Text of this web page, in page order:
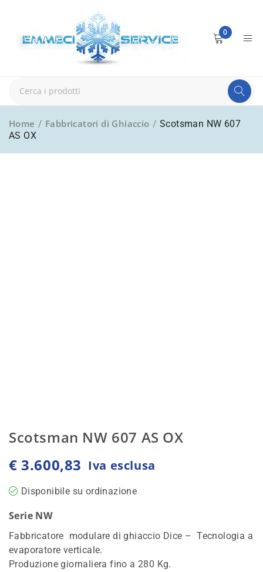
0
Home / Fabbricatori di Ghiaccio / Scotsman NW 607
AS OX
Scotsman NW 607 AS OX
€ 3.600,83 Iva esclusa
Disponibile su ordinazione
Serie NW
Fabbricatore modulare di ghiaccio Dice – Tecnologia a
evaporatore verticale.
Produzione giornaliera fino a 280 Kg.